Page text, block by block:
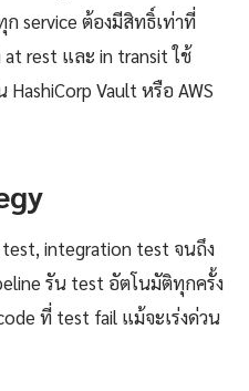
ก service ต้องมีสิทธิ์เท่าที่
rest และ in transit ใช้
Vault หรือ AWS
integration test จนถึง
รัน test อัตโนมัติทุกครั้ง
ที่ test fail แม้จะเร่งด่วน